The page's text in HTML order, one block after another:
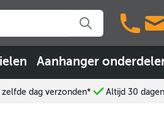
Aanhanger
dag verzonden* Altijd 30